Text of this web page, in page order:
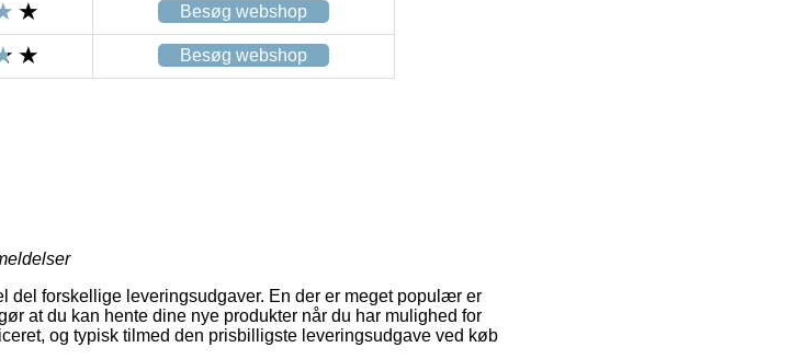
Besøg webshop
Besøg webshop
del forskellige leveringsudgaver. En der er meget populær er
at du kan hente dine nye produkter når du har mulighed for
og typisk tilmed den prisbilligste leveringsudgave ved køb